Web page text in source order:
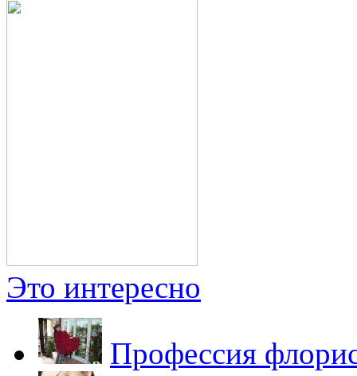
Это интересно
Профессия